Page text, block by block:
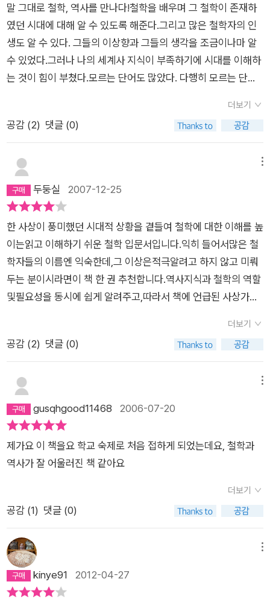
왕조가 500년을 이어올 수 있었던 저력이 어디 있었으며- 강력
한 왕권을 자랑하던 진시황의 진왕조가 단지 진시황이 죽은지몇
십년만에 무너졌는지...그리고 더불어 한가지 숙제가 생겨버렸는
데 그럼 내가 가져야 할는 철학은 뭐지?- 라는 물음이다.
말 그대로 철학, 역사를 만나다!철학을 배우며 그 철학이 존재하
였던 시대에 대해 알 수 있도록 해준다.그리고 많은 철학자의 인
생도 알 수 있다. 그들의 이상향과 그들의 생각을 조금이나마 알
수 있었다.그러나 나의 세계사 지식이 부족하기에 시대를 이해하
는 것이 힘이 부쳤다.모르는 단어도 많았다. 다행히 모르는 단어
이든다. 더 자세히 나와있었으면 하였다.세계사를 이해하기 위해
선 세계사 책을 한번 보고서 이 책을 보는 것이 더 좋을 것 같다.
세계사 책을 한번 꼭 봐야겠다.
더보기
공감 (2) 댓글 (0)
두둥실 2007-12-25
한 사상이 풍미했던 시대적 상황을 곁들여 철학에 대한 이해를 높
이는읽고 이해하기 쉬운 철학 입문서입니다.익히 들어서많은 철
학자들의 이름엔 익숙한데,그 이상은적극알려고 하지 않고 미뤄
두는 분이시라면이 책 한 권 추천합니다.역사지식과 철학의 역할
및필요성을 동시에 쉽게 알려주고,따라서 책에 언급된 사상가들
더보기
공감 (2) 댓글 (0)
gusqhgood11468 2006-07-20
제가요 이 책을요 학교 숙제로 처음 접하게 되었는데요, 철학과
역사가 잘 어울러진 책 같아요
더보기
공감 (1) 댓글 (0)
kinye91 2012-04-27